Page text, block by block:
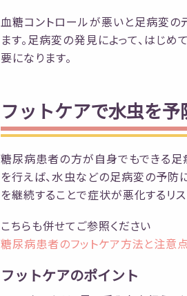
血糖コントロールが悪いと足病変の
ます。足病変の発見によって、はじ
要になります。
フットケアで水虫を予
糖尿病患者の方が自身でもできる足
を行えば、水虫などの足病変の予防
を継続することで症状が悪化するリ
こちらも併せてご参照ください
糖尿病患者のフットケア方法と注意点
フットケアのポイント